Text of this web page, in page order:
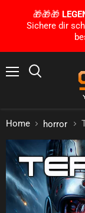
🎁🎁🎁
Sichere dir
Home horror